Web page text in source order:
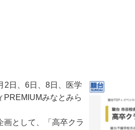
2日、6日、8日、医学
PREMIUMみなとみら
として、「高卒クラ